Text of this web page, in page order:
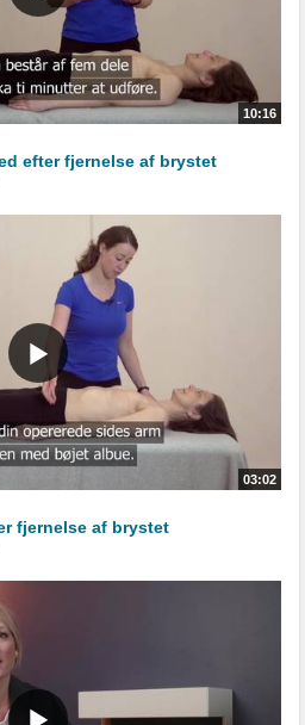
10:16
efter fjernelse af brystet
03:02
fjernelse af brystet